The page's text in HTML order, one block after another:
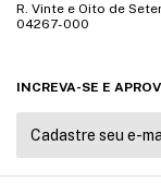
R. Vinte e Oito de
04267-000
INCREVA-SE E